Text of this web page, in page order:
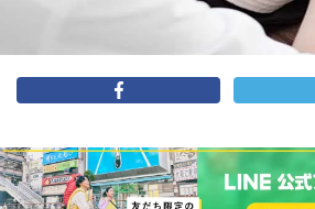
DEEPLOGとは
プライバシーポリシー